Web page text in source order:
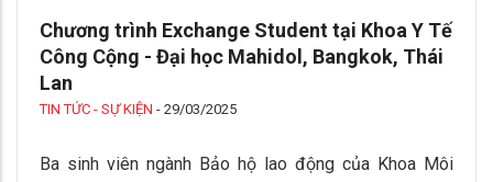
Chương trình Exchange Student tại Khoa Y Tế
Công Cộng - Đại học Mahidol, Bangkok, Thái
Lan
TIN TỨC - SỰ KIỆN - 29/03/2025
Ba sinh viên ngành Bảo hộ lao động của Khoa Môi